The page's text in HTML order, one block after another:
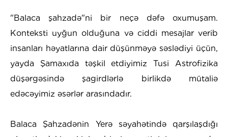
"Balaca şahzadə"ni bir neçə dəfə oxumuşam.
Konteksti uyğun olduğuna və ciddi mesajlar verib
insanları həyatlarına dair düşünməyə səslədiyi üçün,
yayda Şamaxıda təşkil etdiyimiz Tusi Astrofizika
düşərgəsində şagirdlərlə birlikdə mütaliə
edəcəyimiz əsərlər arasındadır.
Balaca Şahzadənin Yerə səyahətində qarşılaşdığı